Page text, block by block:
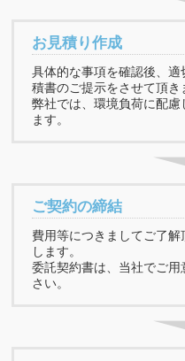
お見積り作成
具体的な事項を確認後、
積書のご提示をさせて頂き
弊社では、環境負荷に配
ます。
ご契約の締結
費用等につきましてご了
します。
委託契約書は、当社でご
さい。